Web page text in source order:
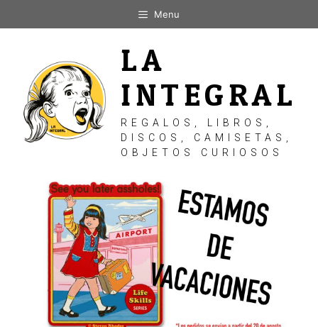
al
Menu
LA
INTEGRAL
REGALOS, LIBROS,
DISCOS, CAMISETAS,
OBJETOS CURIOSOS